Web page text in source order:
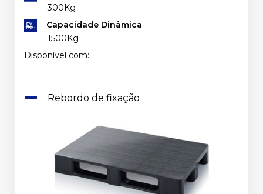
300Kg
Capacidade Dinâmica
1500Kg
Disponível com:
Rebordo de fixação